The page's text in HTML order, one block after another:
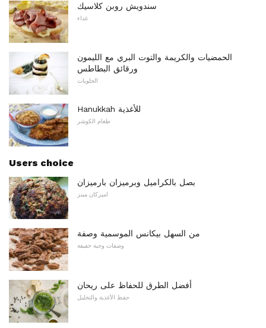
سندويش روبن كلاسيك
غداء
الحمضيات والكريمة والتوت البري مع الليمون
ورقائق البطاطس
الحلويات
Hanukkah للأغذية
طعام الكوشر
Users choice
بصل بالكراميل وبرميزان بارميزان
اميركان مينز
من السهل بيكانس الموسمية وصفة
وصفات وجبة خفيفة
أفضل الطرق للحفاظ على ريحان
حفظ الأغذية والتخليل